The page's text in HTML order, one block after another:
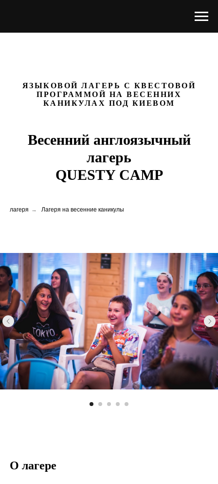
ЯЗЫКОВОЙ ЛАГЕРЬ С КВЕСТОВОЙ
ПРОГРАММОЙ НА ВЕСЕННИХ
КАНИКУЛАХ ПОД КИЕВОМ
Весенний англоязычный
лагерь
QUESTY CAMP
лагеря → Лагеря на весенние каникулы
О лагере